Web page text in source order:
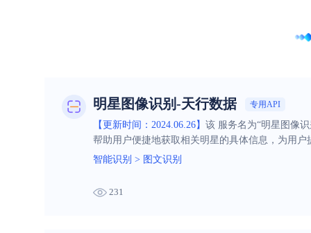
明星图像识别-天行数据 专用API
【更新时间：2024.06.26】 该 服务名为“明星图像
帮助用户便捷地获取相关明星的具体信息，为用
智能识别 > 图文识别
231